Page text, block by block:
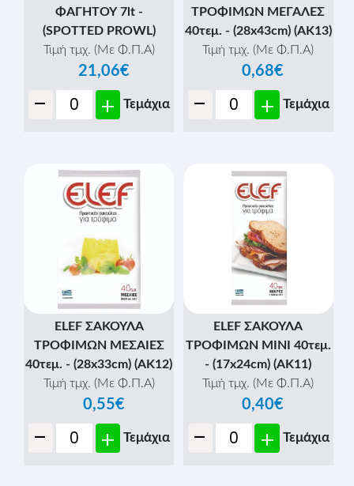
ΦΑΓΗΤΟΥ 7lt -
(SPOTTED PROWL)
Τιμή τμχ. (Με Φ.Π.Α)
21,06€
- + Τεμάχια
ΤΡΟΦΙΜΩΝ ΜΕΓΑΛΕΣ
40τεμ. - (28x43cm) (AK13)
Τιμή τμχ. (Με Φ.Π.Α)
0,68€
- + Τεμάχια
ELEF ΣΑΚΟΥΛΑ
ΤΡΟΦΙΜΩΝ ΜΕΣΑΙΕΣ
40τεμ. - (28x33cm) (ΑΚ12)
Τιμή τμχ. (Με Φ.Π.Α)
0,55€
- + Τεμάχια
ELEF ΣΑΚΟΥΛΑ
ΤΡΟΦΙΜΩΝ ΜΙΝΙ 40τεμ.
- (17x24cm) (ΑΚ11)
Τιμή τμχ. (Με Φ.Π.Α)
0,40€
- + Τεμάχια